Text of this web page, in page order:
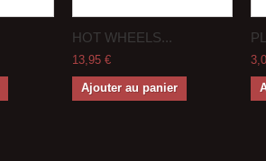
HOT WHEELS...
13,95 €
Ajouter au panier